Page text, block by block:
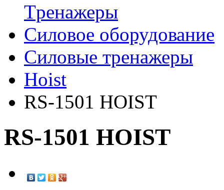
Tренажеры
Силовое оборудование
Силовые тренажеры
Hoist
RS-1501 HOIST
RS-1501 HOIST